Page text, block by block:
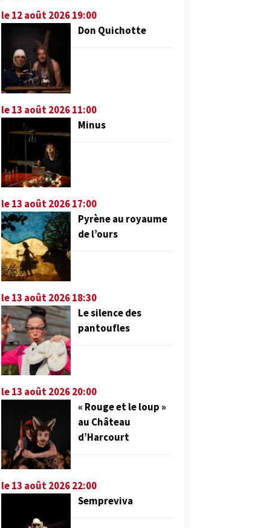
le 12 août 2026 19:00
Don Quichotte
le 13 août 2026 11:00
Minus
le 13 août 2026 17:00
Pyrène au royaume
de l’ours
le 13 août 2026 18:30
Le silence des
pantoufles
le 13 août 2026 20:00
« Rouge et le loup »
au Château
d’Harcourt
le 13 août 2026 22:00
Sempreviva